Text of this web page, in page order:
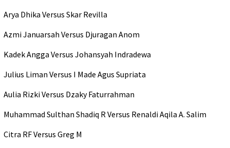
Arya Dhika Versus Skar Revilla
Azmi Januarsah Versus Djuragan Anom
Kadek Angga Versus Johansyah Indradewa
Julius Liman Versus I Made Agus Supriata
Aulia Rizki Versus Dzaky Faturrahman
Muhammad Sulthan Shadiq R Versus Renaldi Aqila A. Salim
Citra RF Versus Greg M